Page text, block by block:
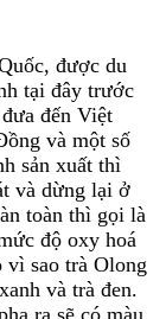
được du
tại đây trước
đến Việt
và một số
sản xuất thì
và dừng lại ở
toàn thì gọi là
độ oxy hoá
sao trà Olong
và trà đen.
ra sẽ có màu